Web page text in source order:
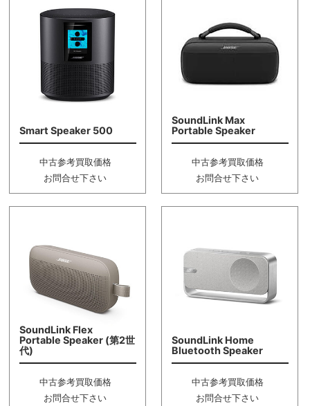
Smart Speaker 500
中古参考買取価格
お問合せ下さい
SoundLink Max
Portable Speaker
中古参考買取価格
お問合せ下さい
SoundLink Flex
Portable Speaker (第2世
代)
中古参考買取価格
お問合せ下さい
SoundLink Home
Bluetooth Speaker
中古参考買取価格
お問合せ下さい